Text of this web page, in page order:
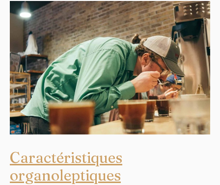
Caractéristiques
organoleptiques